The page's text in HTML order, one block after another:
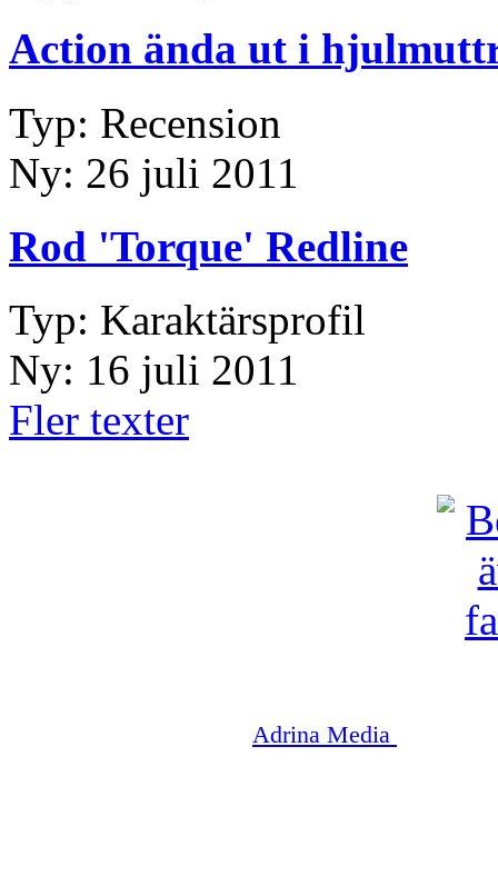
Action ända ut i
Typ: Recension
Ny: 26 juli 2011
Rod 'Torque' Redline
Typ: Karaktärsprofil
Ny: 16 juli 2011
Fler texter
Adrina Media